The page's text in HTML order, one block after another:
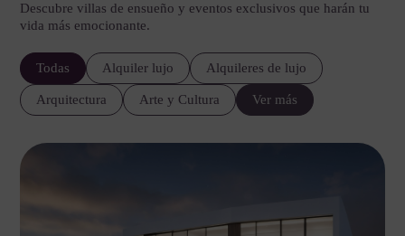
Descubre villas de ensueño y eventos exclusivos que harán tu
vida más emocionante.
Todas Alquiler lujo Alquileres de lujo
Arquitectura Arte y Cultura Ver más